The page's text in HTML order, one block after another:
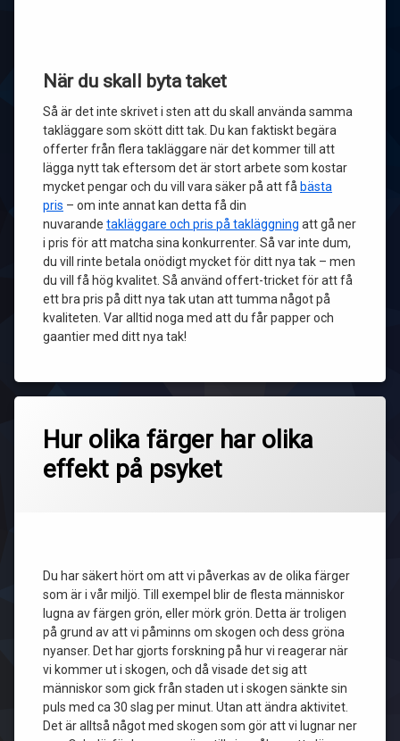
När du skall byta taket
Så är det inte skrivet i sten att du skall använda samma
takläggare som skött ditt tak. Du kan faktiskt begära
offerter från flera takläggare när det kommer till att
lägga nytt tak eftersom det är stort arbete som kostar
mycket pengar och du vill vara säker på att få bästa
pris – om inte annat kan detta få din
nuvarande takläggare och pris på takläggning att gå ner
i pris för att matcha sina konkurrenter. Så var inte dum,
du vill rinte betala onödigt mycket för ditt nya tak – men
du vill få hög kvalitet. Så använd offert-tricket för att få
ett bra pris på ditt nya tak utan att tumma något på
kvaliteten. Var alltid noga med att du får papper och
gaantier med ditt nya tak!
Hur olika färger har olika
effekt på psyket
Du har säkert hört om att vi påverkas av de olika färger
som är i vår miljö. Till exempel blir de flesta människor
lugna av färgen grön, eller mörk grön. Detta är troligen
på grund av att vi påminns om skogen och dess gröna
nyanser. Det har gjorts forskning på hur vi reagerar när
vi kommer ut i skogen, och då visade det sig att
människor som gick från staden ut i skogen sänkte sin
puls med ca 30 slag per minut. Utan att ändra aktivitet.
Det är alltså något med skogen som gör att vi lugnar ner